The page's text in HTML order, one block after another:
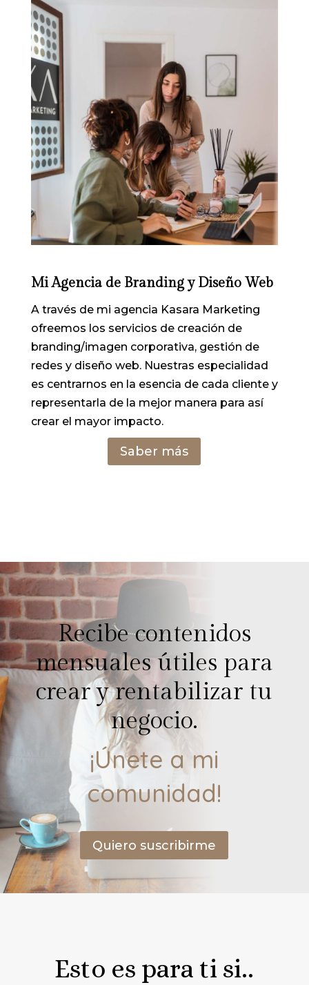
Mi Agencia de Branding y Diseño Web
A través de mi agencia Kasara Marketing
ofreemos los servicios de creación de
branding/imagen corporativa, gestión de
redes y diseño web. Nuestras especialidad
es centrarnos en la esencia de cada cliente y
representarla de la mejor manera para así
crear el mayor impacto.
Saber más
Recibe contenidos
mensuales útiles para
crear y rentabilizar tu
negocio.
¡Únete a mi
comunidad!
Quiero suscribirme
Esto es para ti si..